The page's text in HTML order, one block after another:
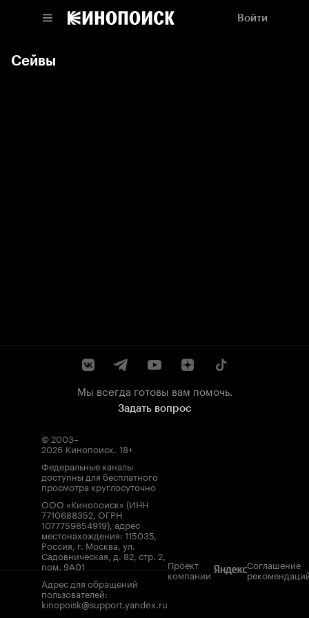
Войти
Сейвы
Мы всегда готовы вам помочь.
Задать вопрос
© 2003–
2026 Кинопоиск. 18+
Федеральные каналы
доступны для бесплатного
просмотра круглосуточно
ООО «Кинопоиск» (ИНН
7710688352, ОГРН
1077759854919), адрес
местонахождения: 115035,
Россия, г. Москва, ул.
Садовническая, д. 82, стр. 2,
пом. 9А01
Адрес для обращений
пользователей:
kinopoisk@support.yandex.ru
Проект
компании
Соглашение